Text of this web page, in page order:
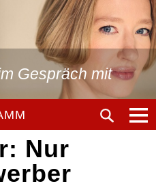
Gespräch mit
Nur